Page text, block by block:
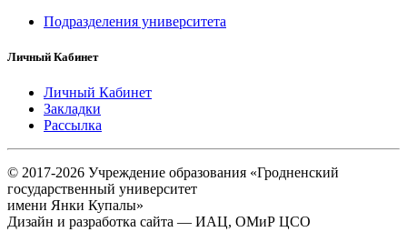
Подразделения университета
Личный Кабинет
Личный Кабинет
Закладки
Рассылка
© 2017-2026 Учреждение образования «Гродненский
государственный университет
имени Янки Купалы»
Дизайн и разработка сайта — ИАЦ, ОМиР ЦСО